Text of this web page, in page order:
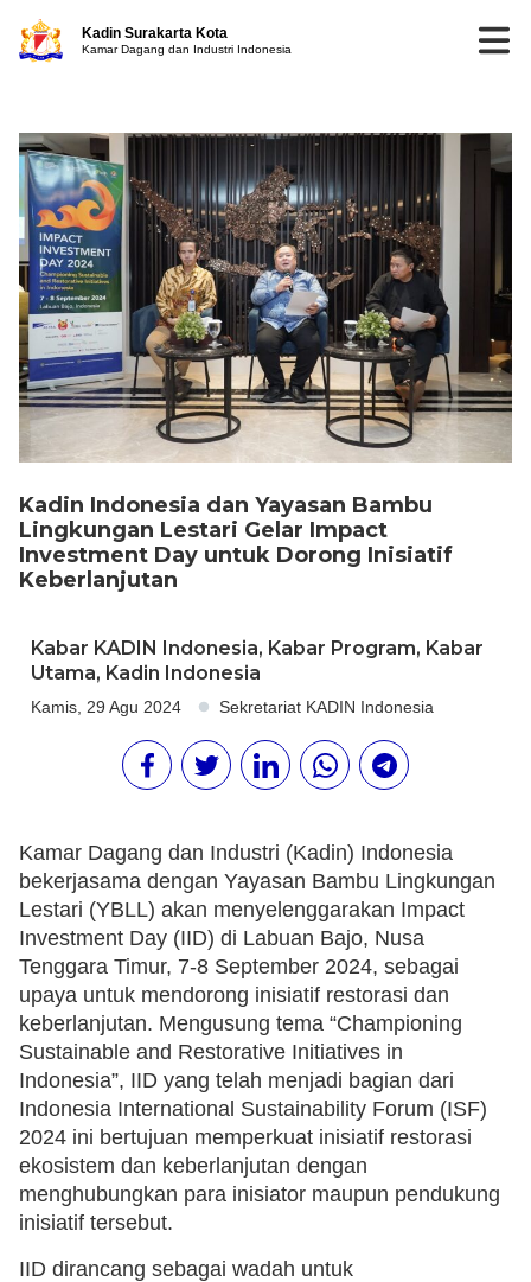
Kadin Surakarta Kota
Kamar Dagang dan Industri Indonesia
Kadin Indonesia dan Yayasan Bambu
Lingkungan Lestari Gelar Impact
Investment Day untuk Dorong Inisiatif
Keberlanjutan
Kabar KADIN Indonesia, Kabar Program, Kabar
Utama, Kadin Indonesia
Kamis, 29 Agu 2024 Sekretariat KADIN Indonesia
Kamar Dagang dan Industri (Kadin) Indonesia
bekerjasama dengan Yayasan Bambu Lingkungan
Lestari (YBLL) akan menyelenggarakan Impact
Investment Day (IID) di Labuan Bajo, Nusa
Tenggara Timur, 7-8 September 2024, sebagai
upaya untuk mendorong inisiatif restorasi dan
keberlanjutan. Mengusung tema “Championing
Sustainable and Restorative Initiatives in
Indonesia”, IID yang telah menjadi bagian dari
Indonesia International Sustainability Forum (ISF)
2024 ini bertujuan memperkuat inisiatif restorasi
ekosistem dan keberlanjutan dengan
menghubungkan para inisiator maupun pendukung
inisiatif tersebut.
IID dirancang sebagai wadah untuk